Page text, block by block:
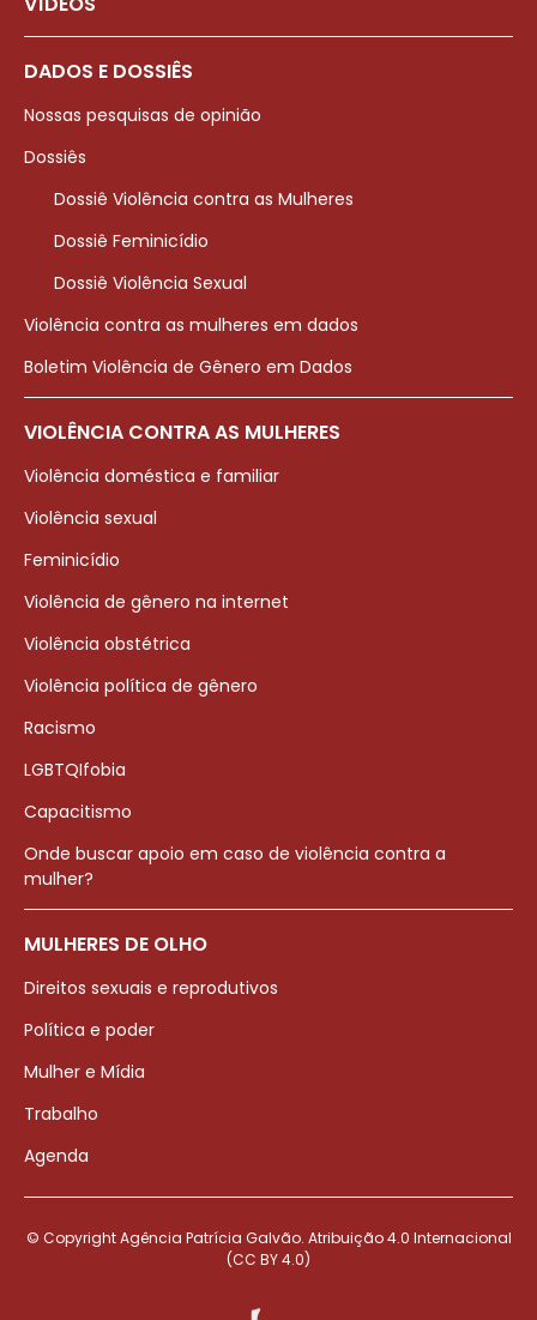
DADOS E DOSSIÊS
Nossas pesquisas de opinião
Dossiês
Dossiê Violência contra as Mulheres
Dossiê Feminicídio
Dossiê Violência Sexual
Violência contra as mulheres em dados
Boletim Violência de Gênero em Dados
VIOLÊNCIA CONTRA AS MULHERES
Violência doméstica e familiar
Violência sexual
Feminicídio
Violência de gênero na internet
Violência obstétrica
Violência política de gênero
Racismo
LGBTQIfobia
Capacitismo
Onde buscar apoio em caso de violência contra a
mulher?
MULHERES DE OLHO
Direitos sexuais e reprodutivos
Política e poder
Mulher e Mídia
Trabalho
Agenda
© Copyright Agência Patrícia Galvão. Atribuição 4.0 Internacional
(CC BY 4.0)